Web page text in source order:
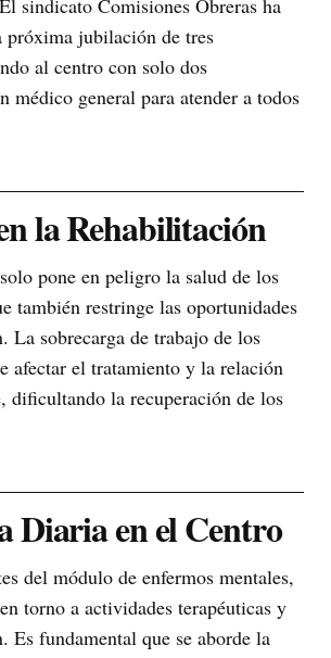
sindicato Comisiones Obreras ha
próxima jubilación de tres
al centro con solo dos
médico general para atender a todos
la Rehabilitación
pone en peligro la salud de los
también restringe las oportunidades
La sobrecarga de trabajo de los
afectar el tratamiento y la relación
dificultando la recuperación de los
Diaria en el Centro
del módulo de enfermos mentales,
torno a actividades terapéuticas y
Es fundamental que se aborde la